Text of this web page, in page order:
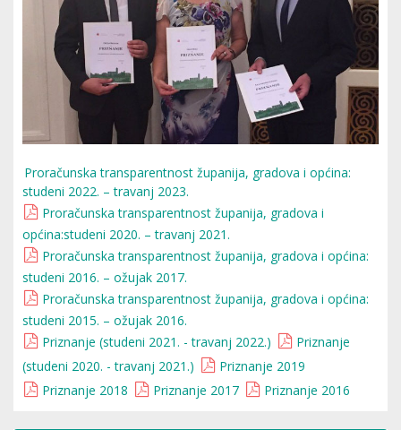
Proračunska transparentnost županija, gradova i općina:
studeni 2022. – travanj 2023.
Proračunska transparentnost županija, gradova i
općina:studeni 2020. – travanj 2021.
Proračunska transparentnost županija, gradova i općina:
studeni 2016. – ožujak 2017.
Proračunska transparentnost županija, gradova i općina:
studeni 2015. – ožujak 2016.
Priznanje (studeni 2021. - travanj 2022.)
Priznanje
(studeni 2020. - travanj 2021.)
Priznanje 2019
Priznanje 2018
Priznanje 2017 Priznanje 2016